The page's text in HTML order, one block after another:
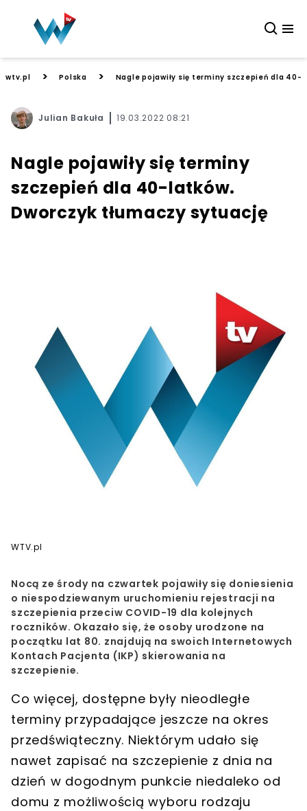
wtv.pl > Polska > Nagle pojawiły się terminy szczepień dla 40-
Julian Bakuła 19.03.2022 08:21
Nagle pojawiły się terminy
szczepień dla 40-latków.
Dworczyk tłumaczy sytuację
WTV.pl
Nocą ze środy na czwartek pojawiły się doniesienia
o niespodziewanym uruchomieniu rejestracji na
szczepienia przeciw COVID-19 dla kolejnych
roczników. Okazało się, że osoby urodzone na
początku lat 80. znajdują na swoich Internetowych
Kontach Pacjenta (IKP) skierowania na
szczepienie.
Co więcej, dostępne były nieodległe
terminy przypadające jeszcze na okres
przedświąteczny. Niektórym udało się
nawet zapisać na szczepienie z dnia na
dzień w dogodnym punkcie niedaleko od
domu z możliwością wyboru rodzaju